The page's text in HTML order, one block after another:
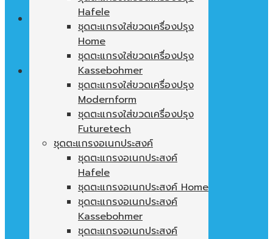
ไม่มีสินค้าในตะกร้า
ตะกร้าสินค้า
ไม่มีสินค้าในตะกร้า
Hafele
ชุดตะแกรงใส่ขวดเครื่องปรุง
Home
ชุดตะแกรงใส่ขวดเครื่องปรุง
Kassebohmer
ชุดตะแกรงใส่ขวดเครื่องปรุง
Modernform
ชุดตะแกรงใส่ขวดเครื่องปรุง
Futuretech
ชุดตะแกรงอเนกประสงค์
ชุดตะแกรงอเนกประสงค์
Hafele
ชุดตะแกรงอเนกประสงค์ Home
ชุดตะแกรงอเนกประสงค์
Kassebohmer
ชุดตะแกรงอเนกประสงค์